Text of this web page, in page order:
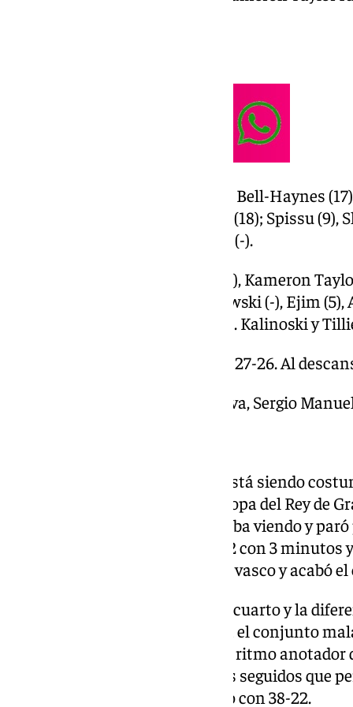
Casademont Zaragoza (84): Bell-Haynes
Dubljevic (7), Sulejmanovic (18); Spissu (9),
Fernández (1), Álex Moreno (-).
Unicaja (69): Osetkowski (2), Kameron
(-); Tyson Pérez (8), Balcerowski (-), Ejim
(13), Djedovic (6), Kravish (7). Kalinoski y
Parciales: 24-8, 14-14, 19-21, 27-26. Al
Árbitros: Fernando Calatrava, Sergio
Empezó mal el Unicaja, como está siendo
volvió a la Liga Endesa tras la Copa del Rey de
estaba contento con lo que estaba viendo y
sacaron ventaja pronto con 11-2 con 3
no tuvo el efecto que buscaba el vasco y acabó
El Zaragoza empezó el segundo cuarto y la
las defensas. Mejoró en defensa el conjunto
primera parte, por lo que bajó el ritmo anotador
morado cosecharon seis puntos seguidos que
marca rival. Se llegó al descanso con 38-22.